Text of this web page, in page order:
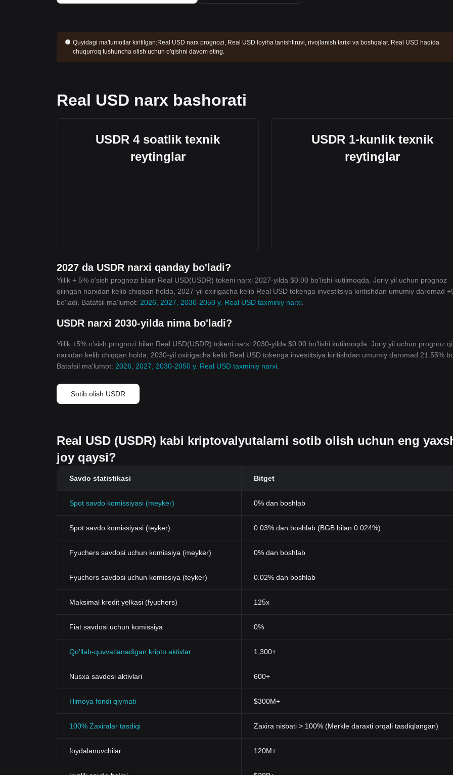
Quyidagi ma'lumotlar kiritilgan:Real USD narx prognozi, Real USD loyiha tanishtiruvi, rivojlanish tarixi va boshqalar. Real USD haqida
chuqurroq tushuncha olish uchun o'qishni davom eting.
Real USD narx bashorati
USDR 4 soatlik texnik
reytinglar
USDR 1-kunlik texnik
reytinglar
2027 da USDR narxi qanday bo'ladi?
Yillik + 5% o'sish prognozi bilan Real USD(USDR) tokeni narxi 2027-yilda $0.00 bo'lishi kutilmoqda. Joriy yil uchun prognoz
qilingan narxdan kelib chiqqan holda, 2027-yil oxirigacha kelib Real USD tokenga investitsiya kiritishdan umumiy daromad
bo'ladi. Batafsil ma'lumot: 2026, 2027, 2030-2050 y. Real USD taxminiy narxi
USDR narxi 2030-yilda nima bo'ladi?
Yillik +5% o'sish prognozi bilan Real USD(USDR) tokeni narxi 2030-yilda $0.00 bo'lishi kutilmoqda. Joriy yil uchun prognoz
narxdan kelib chiqqan holda, 2030-yil oxirigacha kelib Real USD tokenga investitsiya kiritishdan umumiy daromad 21.55%
Batafsil ma'lumot: 2026, 2027, 2030-2050 y. Real USD taxminiy narxi
Sotib olish USDR
Real USD (USDR) kabi kriptovalyutalarni sotib olish uchun eng
joy qaysi?
Savdo statistikasi Bitget
Spot savdo komissiyasi (meyker) 0% dan boshlab
Spot savdo komissiyasi (teyker) 0.03% dan boshlab (BGB bilan 0.024%)
Fyuchers savdosi uchun komissiya (meyker) 0% dan boshlab
Fyuchers savdosi uchun komissiya (teyker) 0.02% dan boshlab
Maksimal kredit yelkasi (fyuchers) 125x
Fiat savdosi uchun komissiya 0%
Qo'llab-quvvatlanadigan kripto aktivlar 1,300+
Nusxa savdosi aktivlari 600+
Himoya fondi qiymati $300M+
100% Zaxiralar tasdiqi Zaxira nisbati > 100% (Merkle daraxti orqali tasdiqlangan)
foydalanuvchilar 120M+